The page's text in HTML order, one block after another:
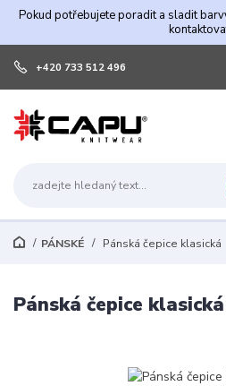
Pokud potřebujete poradit a sladit
+420 733 512 496
PÁNSKÉ Pánská čepice klasická
Pánská čepice klasická